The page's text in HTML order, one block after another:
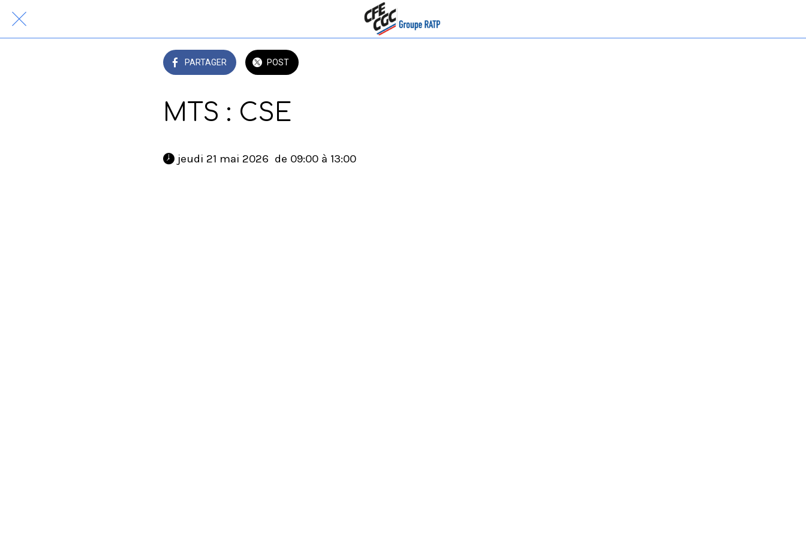
PARTAGER POST
MTS : CSE
jeudi 21 mai 2026  de 09:00 à 13:00